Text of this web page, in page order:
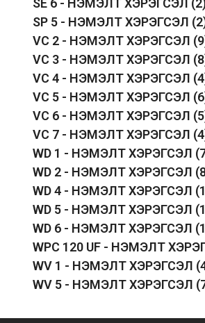
SE 6 - НЭМЭЛТ ХЭРЭГСЭЛ
SP 5 - НЭМЭЛТ ХЭРЭГСЭЛ
VC 2 - НЭМЭЛТ ХЭРЭГСЭЛ
VC 3 - НЭМЭЛТ ХЭРЭГСЭЛ
VC 4 - НЭМЭЛТ ХЭРЭГСЭЛ
VC 5 - НЭМЭЛТ ХЭРЭГСЭЛ
VC 6 - НЭМЭЛТ ХЭРЭГСЭЛ
VC 7 - НЭМЭЛТ ХЭРЭГСЭЛ
WD 1 - НЭМЭЛТ ХЭРЭГСЭЛ
WD 2 - НЭМЭЛТ ХЭРЭГСЭЛ
WD 4 - НЭМЭЛТ ХЭРЭГСЭЛ
WD 5 - НЭМЭЛТ ХЭРЭГСЭЛ
WD 6 - НЭМЭЛТ ХЭРЭГСЭЛ
WPC 120 UF - НЭМЭЛТ
WV 1 - НЭМЭЛТ ХЭРЭГСЭЛ
WV 5 - НЭМЭЛТ ХЭРЭГСЭЛ